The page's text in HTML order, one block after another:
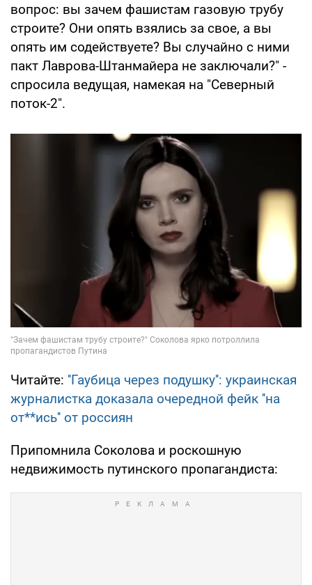
вопрос: вы зачем фашистам газовую трубу
строите? Они опять взялись за свое, а вы
опять им содействуете? Вы случайно с ними
пакт Лаврова-Штанмайера не заключали?" -
спросила ведущая, намекая на "Северный
поток-2".
Читайте: ''Гаубица через подушку'': украинская
журналистка доказала очередной фейк ''на
от**ись'' от россиян
Припомнила Соколова и роскошную
недвижимость путинского пропагандиста: